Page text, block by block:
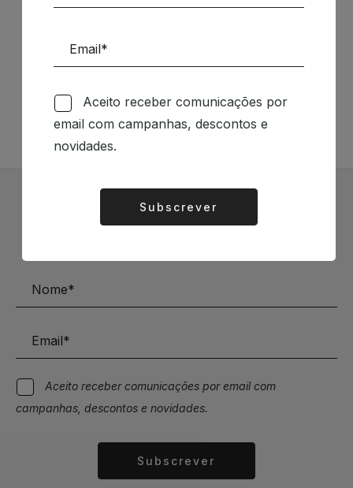
Siga-nos nas Redes Sociais
TÉCNICA LIVRARIA »
Subscrever Newsletter
Aceito receber comunicações por email com
campanhas, descontos e novidades.
Subscrever
Aceito receber comunicações por
email com campanhas, descontos e
novidades.
Subscrever